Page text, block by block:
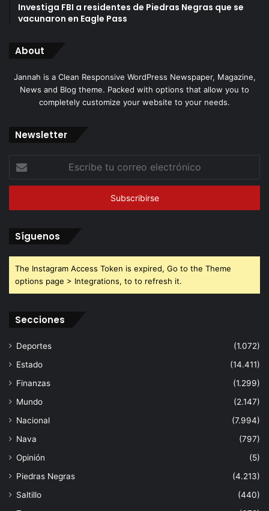
Investiga FBI a residentes de Piedras Negras que se
vacunaron en Eagle Pass
About
Jannah is a Clean Responsive WordPress Newspaper, Magazine,
News and Blog theme. Packed with options that allow you to
completely customize your website to your needs.
Newsletter
correo
Síguenos
The Instagram Access Token is expired, Go to the Theme
options page > Integrations, to to refresh it.
Secciones
Deportes
(1.072)
Estado
(14.411)
Finanzas
(1.299)
Mundo
(2.147)
Nacional
(7.994)
Nava
(797)
Opinión
(5)
Piedras Negras
(4.213)
Saltillo
(440)